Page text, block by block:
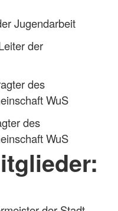
Jugendarbeit
der
des
WuS
des
WuS